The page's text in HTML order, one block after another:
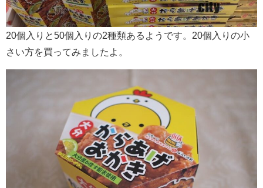
20個入りと50個入りの2種類あるようです。20個入りの小
さい方を買ってみましたよ。